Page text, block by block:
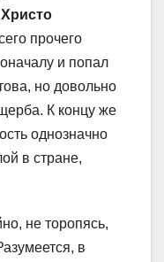
Христо
прочего
и попал
но довольно
К концу же
однозначно
в стране,
не торопясь,
в